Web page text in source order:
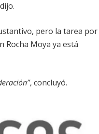
pero la tarea por
Rocha Moya ya está
, concluyó.